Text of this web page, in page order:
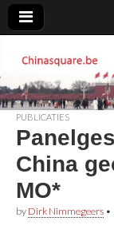
PUBLICATIES
China
MO*
by Dirk Nimmegeers •